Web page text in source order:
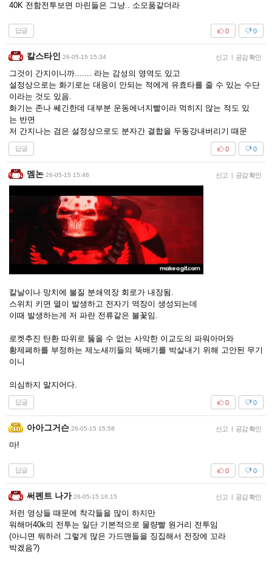
40K 전함전투보면 마린들은 그냥.. 소모품같더라
답글 0
0
칼스타인 26-05-15 15:34 신고 | 공감 확인
그것이 간지이니까....... 라는 감성의 영역도 있고
설정상으로는 화기로는 대응이 안되는 적에게 유효타를 줄 수 있는 수단
이라는 것도 있음.
화기는 존나 쎄긴한데 대부분 운동에너지빨이라 먹히지 않는 적도 있
는 반면
저 간지나는 검은 설정상으로도 분자간 결합을 두동강내버리기 때문
답글 0
0
멤논 26-05-15 15:46 신고 | 공감 확인
칼날이나 망치에 불질 분쇄역장 회로가 내장됨.
스위치 키면 열이 발생하고 전자기 역장이 생성되는데
이때 발생하는게 저 파란 전류같은 불꽃임.
로켓추진 탄환 따위로 뚫을 수 없는 사악한 이교도의 파워아머와
황제폐하를 부정하는 제노새끼들의 뚝배기를 박살내기 위해 고안된 무기
이니
의심하지 말지어다.
답글 0
0
아아그거슨 26-05-15 15:58 신고 | 공감 확인
마!
답글 0
0
써펜트 나가 26-05-15 16:15 신고 | 공감 확인
저런 영상들 때문에 착각들을 많이 하지만
워해머40k의 전투는 일단 기본적으로 물량빨 원거리 전투임
(아니면 뭐하러 그렇게 많은 가드맨들을 징집해서 전장에 꼬라
박겠음?)